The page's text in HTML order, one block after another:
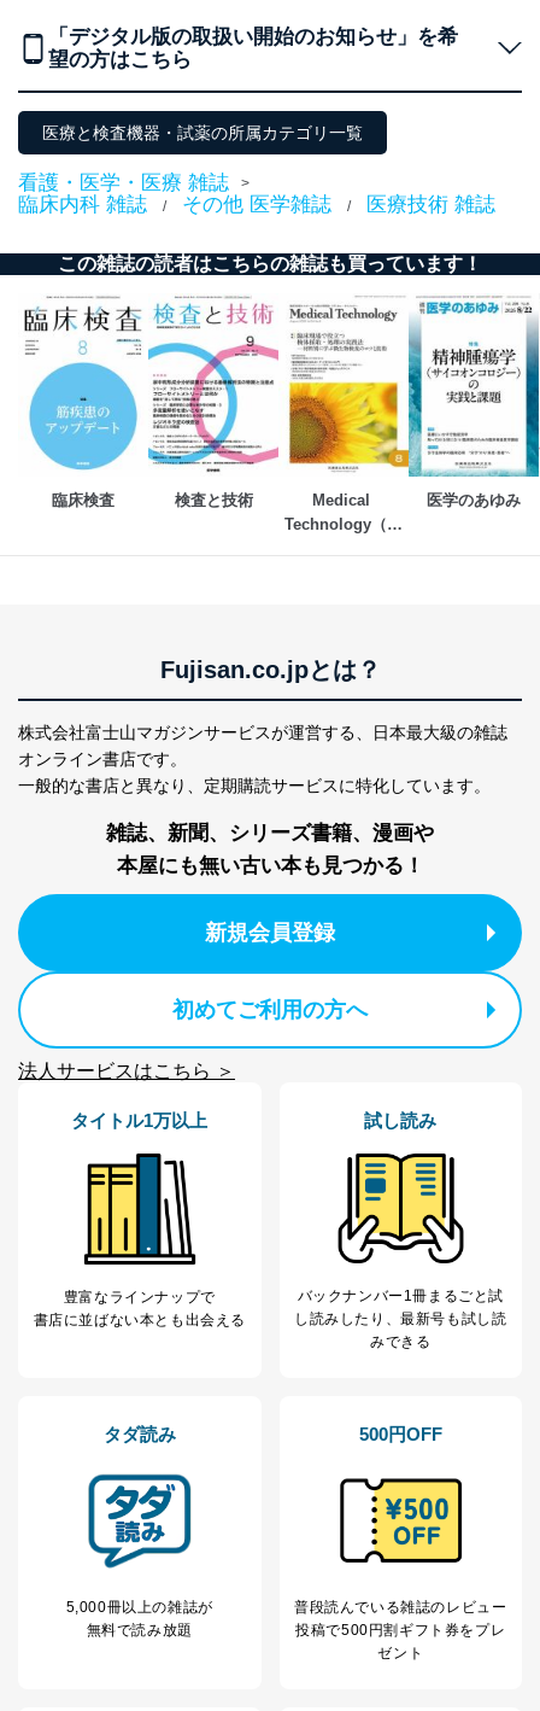
個人データを取り扱うことのできる機器及び当該
機器を取り扱う従業者を明確化し、 個人データへ
アクセス者の識別と認証
機器に標準装備されているユーザー制御機能（ユ
ーザーアカウント制御）により、個人情報データ
ベース等を取り扱う情報システムを使用する従業
者を識別・認証しています。
外部からの不正アクセス等の防止
システムを最新の状態に保持しています。
個人データを取り扱う機器等にセキュリティ対策
ソフトウェア等を導入し、自動更新 機能等の活用
により、これを最新状態としています。
情報システムの使用に伴う漏洩等の防止
メール等により個人データの含まれるファイルを
送信する場合に、当該ファイルへのパスワードを
設定しています。
個人情報保護マネジメントシステムの継続的改善
苦情及び相談受付け窓口
ステムに関するご相談及び苦情については以下までご連
絡ください。
適切、かつ迅速に対応させていただきます。
株式会社富士山マガジンサービス 個人情報問い合わせ
TEL：0570-200-223
FAX：03-5459-7073
cs@fujisan.co.jp
制定：2005年4月1日
株式会社富士山マガジンサービス
代表取締役会長 西野 伸一郎
個人情報の取扱いについて
１．個人情報保護管理者
当社は以下の個人情報保護管理者を設置し、個人情報保
護管理者の責任のもと、個人情報を取得・アクセス・利
用・提供・管理いたします。
東京都渋谷区南平台町16-11
株式会社富士山マガジンサービス
代表取締役会長 西野 伸一郎
個人情報保護管理者: 経営管理グループディレクター 前
当社が取り扱う開示対象個人情報の利用目的は次のとお
りです。
個人情報の種類 利用目的
1 ービス等をご利用
の方の個人情報
購入商品の配送のため
ｅメール等による商品、サービ
個人が特定できない形で取得した
閲覧履歴や購買履歴等の情報を分
「デジタル版の取扱い開始のお知らせ」を希
望の方はこちら
医療と検査機器・試薬の所属カテゴリ一覧
看護・医学・医療 雑誌 >
臨床内科 雑誌 / その他 医学雑誌 / 医療技術 雑誌
この雑誌の読者はこちらの雑誌も買っています！
臨床検査 検査と技術
Medical
Technology（メ
医学のあゆみ
Fujisan.co.jpとは？
株式会社富士山マガジンサービスが運営する、
日本最大級の雑誌
オンライン書店です。
一般的な書店と異なり、 定期購読サービスに特化しています。
雑誌、新聞、シリーズ書籍、漫画や
本屋にも無い古い本も見つかる！
新規会員登録
初めてご利用の方へ
法人サービスはこちら ＞
タイトル1万以上
豊富なラインナップで
書店に並ばない本とも出会える
試し読み
バックナンバー1冊まるごと試
し読み したり、最新号も試し読
みできる
タダ読み
5,000冊以上の雑誌が
無料で読み放題
500円OFF
普段読んでいる雑誌のレビュー
投稿で500円割ギフト券をプレ
ゼント